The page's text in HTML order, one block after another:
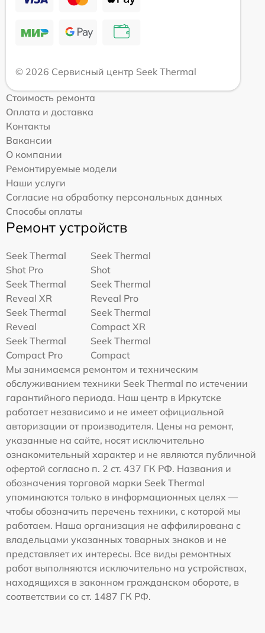
© 2026 Сервисный центр Seek Thermal
Стоимость ремонта
Оплата и доставка
Контакты
Вакансии
О компании
Ремонтируемые модели
Наши услуги
Согласие на обработку персональных данных
Способы оплаты
Ремонт устройств
Seek Thermal
Shot Pro
Seek Thermal
Shot
Seek Thermal
Reveal XR
Seek Thermal
Reveal Pro
Seek Thermal
Reveal
Seek Thermal
Compact XR
Seek Thermal
Compact Pro
Seek Thermal
Compact
Мы занимаемся ремонтом и техническим
обслуживанием техники Seek Thermal по истечении
гарантийного периода. Наш центр в Иркутске
работает независимо и не имеет официальной
авторизации от производителя. Цены на ремонт,
указанные на сайте, носят исключительно
ознакомительный характер и не являются публичной
офертой согласно п. 2 ст. 437 ГК РФ. Названия и
обозначения торговой марки Seek Thermal
упоминаются только в информационных целях —
чтобы обозначить перечень техники, с которой мы
работаем. Наша организация не аффилирована с
владельцами указанных товарных знаков и не
представляет их интересы. Все виды ремонтных
работ выполняются исключительно на устройствах,
находящихся в законном гражданском обороте, в
соответствии со ст. 1487 ГК РФ.